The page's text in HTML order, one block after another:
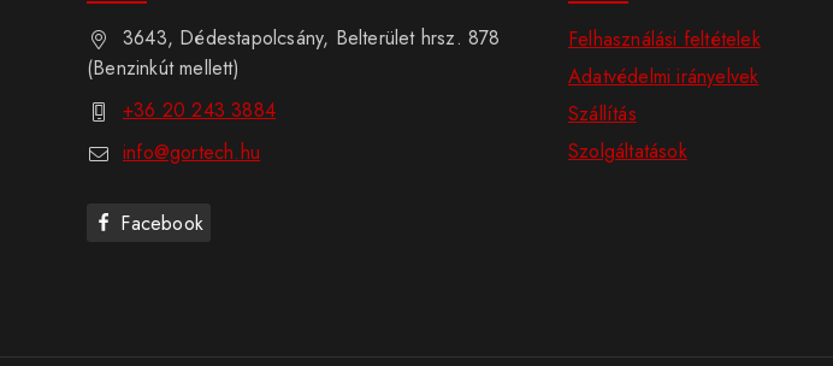
3643, Dédestapolcsány, Belterület hrsz. 878
(Benzinkút mellett)
+36 20 243 3884
info@gortech.hu
Facebook
Felhasználási feltételek
Adatvédelmi irányelvek
Szállítás
Szolgáltatások